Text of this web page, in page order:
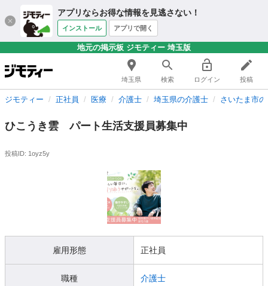
アプリならお得な情報を見逃さない！
インストール アプリで開く
地元の掲示板 ジモティー 埼玉版
埼玉県 検索 ログイン 投稿
ジモティー 正社員 医療 介護士 埼玉県の介護士 さいたま市
ひこうき雲 パート生活支援員募集中
投稿ID: 1oyz5y
雇用形態 正社員
職種 介護士